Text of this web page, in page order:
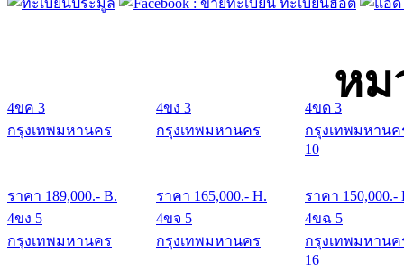
หม
4ขค 3
กรุงเทพมหานคร
ราคา 189,000.- B.
4ขง 3
กรุงเทพมหานคร
ราคา 165,000.- H.
4ขด 3
กรุงเทพมหานค
10
ราคา 150,000.-
4ขง 5
กรุงเทพมหานคร
4ขจ 5
กรุงเทพมหานคร
4ขฉ 5
กรุงเทพมหานค
16